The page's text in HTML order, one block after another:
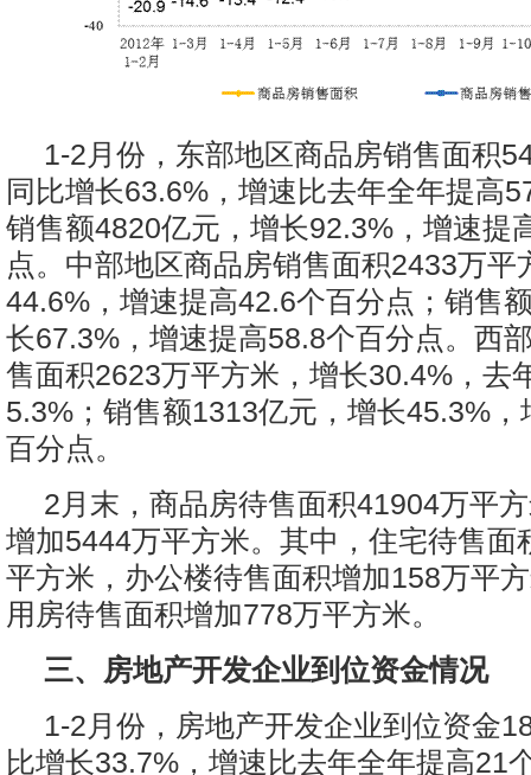
1-2月份，东部地区商品房销售面积
同比增长63.6%，增速比去年全年提高
销售额4820亿元，增长92.3%，增速提
点。中部地区商品房销售面积2433万平
44.6%，增速提高42.6个百分点；销售
长67.3%，增速提高58.8个百分点。西
售面积2623万平方米，增长30.4%，去
5.3%；销售额1313亿元，增长45.3%
百分点。
2月末，商品房待售面积41904万平
增加5444万平方米。其中，住宅待售面
平方米，办公楼待售面积增加158万平
用房待售面积增加778万平方米。
三、房地产开发企业到位资金情况
1-2月份，房地产开发企业到位资金
比增长33.7%，增速比去年全年提高21